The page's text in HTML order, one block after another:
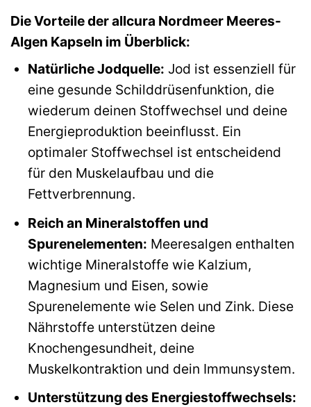
Die Vorteile der allcura Nordmeer Meeres-
Algen Kapseln im Überblick:
Natürliche Jodquelle: Jod ist essenziell für
eine gesunde Schilddrüsenfunktion, die
wiederum deinen Stoffwechsel und deine
Energieproduktion beeinflusst. Ein
optimaler Stoffwechsel ist entscheidend
für den Muskelaufbau und die
Fettverbrennung.
Reich an Mineralstoffen und
Spurenelementen: Meeresalgen enthalten
wichtige Mineralstoffe wie Kalzium,
Magnesium und Eisen, sowie
Spurenelemente wie Selen und Zink. Diese
Nährstoffe unterstützen deine
Knochengesundheit, deine
Muskelkontraktion und dein Immunsystem.
Unterstützung des Energiestoffwechsels: